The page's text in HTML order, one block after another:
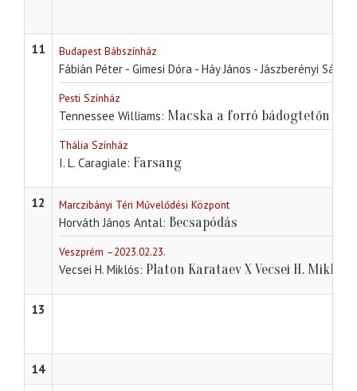
11 Budapest Bábszínház
Fábián Péter - Gimesi Dóra - Háy János - Jászberényi
Pesti Színház
Tennessee Williams Macska a forró bádogtetőn
Thália Színház
I. L. Caragiale Farsang
12 Marczibányi Téri Művelődési Központ
Horváth János Antal Becsapódás
Veszprém –2023.02.23.
Vecsei H. Miklós Platon Karataev X Vecsei H. Miklós
13
14